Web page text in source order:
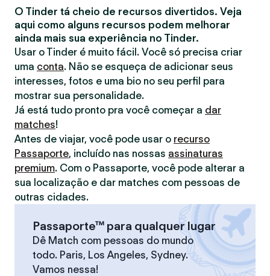
O Tinder tá cheio de recursos divertidos. Veja
aqui como alguns recursos podem melhorar
ainda mais sua experiência no Tinder.
Usar o Tinder é muito fácil. Você só precisa criar
uma conta. Não se esqueça de adicionar seus
interesses, fotos e uma bio no seu perfil para
mostrar sua personalidade.
Já está tudo pronto pra você começar a dar
matches!
Antes de viajar, você pode usar o recurso
Passaporte, incluído nas nossas assinaturas
premium. Com o Passaporte, você pode alterar a
sua localização e dar matches com pessoas de
outras cidades.
Passaporte™ para qualquer lugar
Dê Match com pessoas do mundo
todo. Paris, Los Angeles, Sydney.
Vamos nessa!